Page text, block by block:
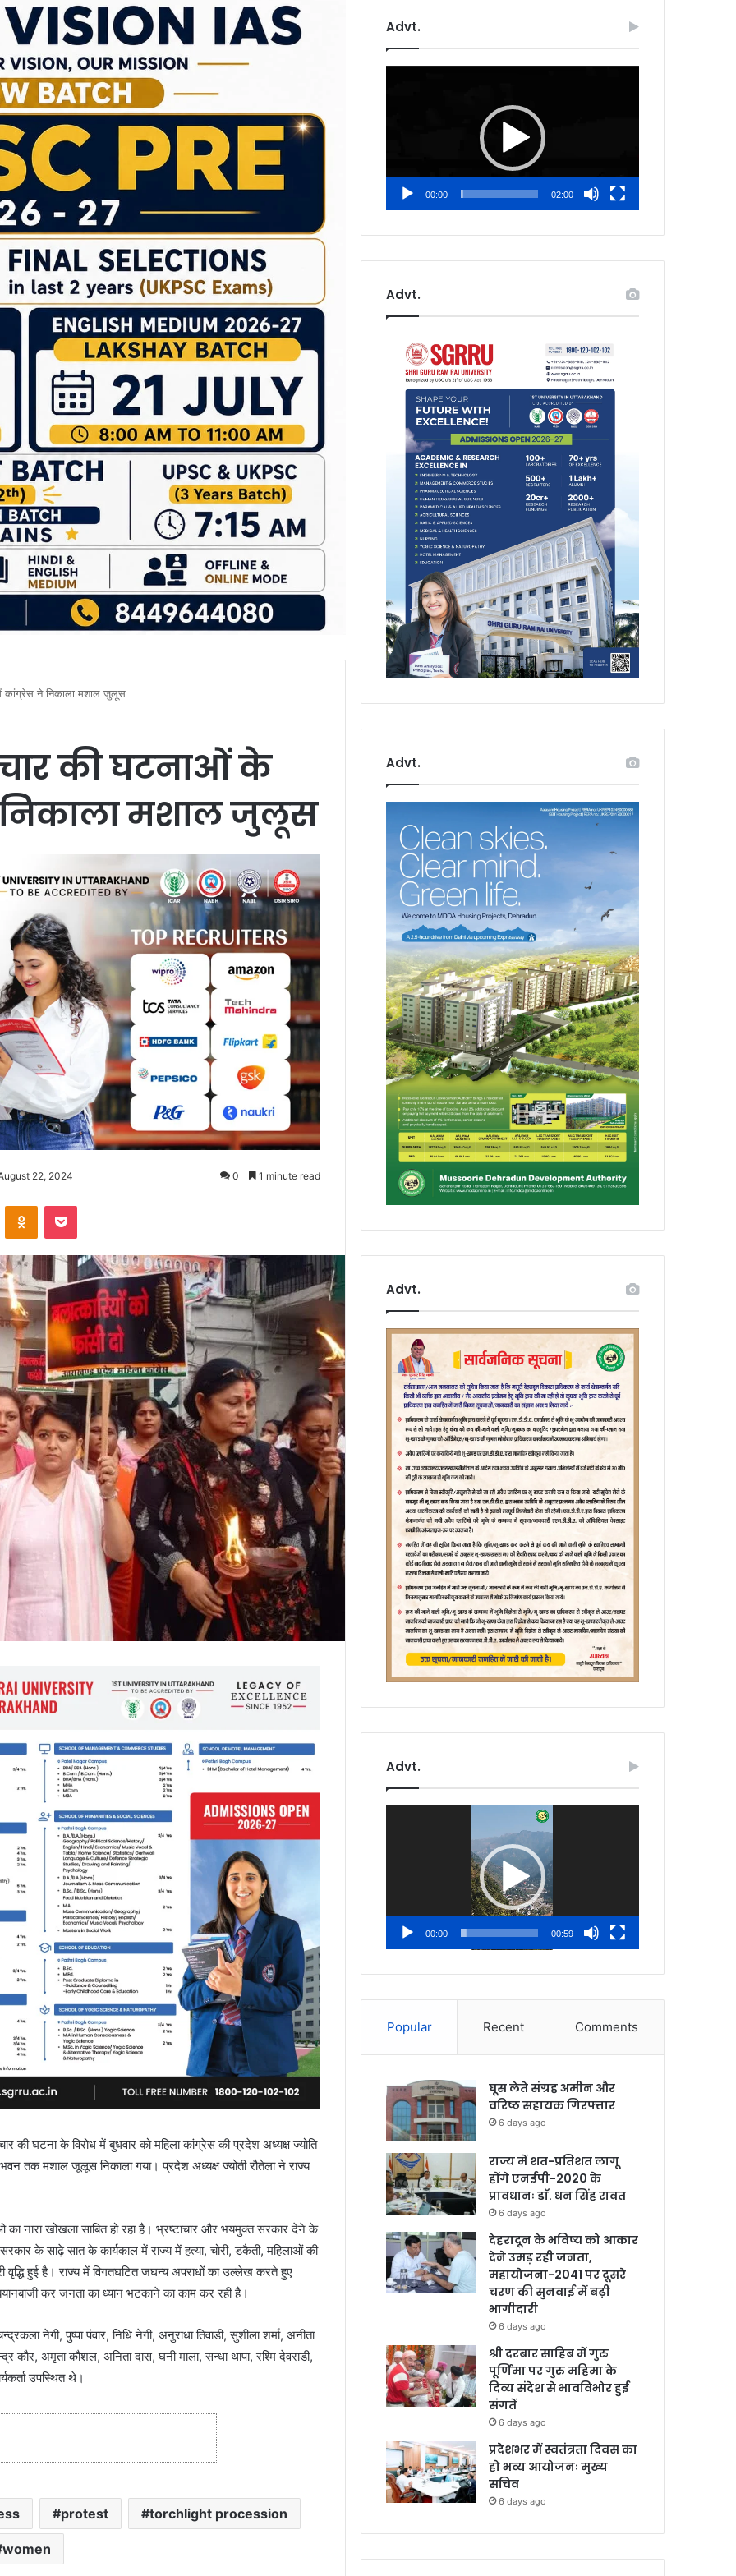
कांग्रेस ने निकाला मशाल जुलूस
की घटनाओं के
निकाला मशाल जुलूस
22, 2024 0 1 minute read
की घटना के विरोध में बुधवार को महिला कांग्रेस की प्रदेश अध्यक्ष ज्योति
तक मशाल जूलूस निकाला गया। प्रदेश अध्यक्ष ज्योती रौतेला ने राज्य
का नारा खोखला साबित हो रहा है। भ्रष्टाचार और भयमुक्त सरकार देने के
के साढ़े सात के कार्यकाल में राज्य में हत्या, चोरी, डकैती, महिलाओं की
हुई है। राज्य में विगतघटित जघन्य अपराधों का उल्लेख करते हुए
कर जनता का ध्यान भटकाने का काम कर रही है।
नेगी, पुष्पा पंवार, निधि नेगी, अनुराधा तिवाडी, सुशीला शर्मा, अनीता
कौर, अमृता कौशल, अनिता दास, घनी माला, सन्धा थापा, रश्मि देवराडी,
उपस्थित थे।
protest torchlight procession
women
Advt.
00:00 02:00
Advt.
Advt.
Advt.
Advt.
00:00 00:59
Popular Recent Comments
घूस लेते संग्रह अमीन और
वरिष्ठ सहायक गिरफ्तार
6 days ago
राज्य में शत-प्रतिशत लागू
होंगे एनईपी-2020 के
प्रावधानः डाॅ. धन सिंह रावत
6 days ago
देहरादून के भविष्य को आकार
देने उमड़ रही जनता,
महायोजना-2041 पर दूसरे
चरण की सुनवाई में बढ़ी
भागीदारी
6 days ago
श्री दरबार साहिब में गुरु
पूर्णिमा पर गुरु महिमा के
दिव्य संदेश से भावविभोर हुई
संगतें
6 days ago
प्रदेशभर में स्वतंत्रता दिवस का
हो भव्य आयोजनः मुख्य
सचिव
6 days ago